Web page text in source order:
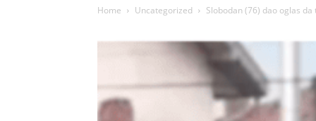
Home Uncategorized Slobodan (76) dao oglas